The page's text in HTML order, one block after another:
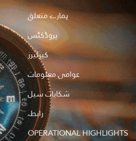
Hero
Sidebar
Menu
ہمارے متعلق
پروڈکٹس
کیرئیرز
عوامی معلومات
شکایات سیل
رابطہ
OPERATIONAL HIGHLIGHTS